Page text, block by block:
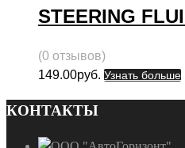
STEERING
(0 отзывов)
149.00руб. Узнать больше
КОНТАКТЫ